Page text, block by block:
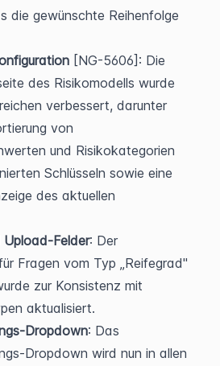
die gewünschte Reihenfolge
[NG-5606]: Die
des Risikomodells wurde
verbessert, darunter
von
und Risikokategorien
Schlüsseln sowie eine
des aktuellen
Felder: Der
Fragen vom Typ „Reifegrad"
zur Konsistenz mit
aktualisiert.
Dropdown: Das
Dropdown wird nun in allen